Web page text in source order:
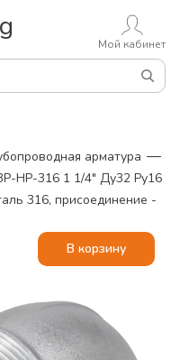
Мой кабинет
арматура —
НР-316 1 1/4" Ду32 Ру16
316, присоединение -
В корзину